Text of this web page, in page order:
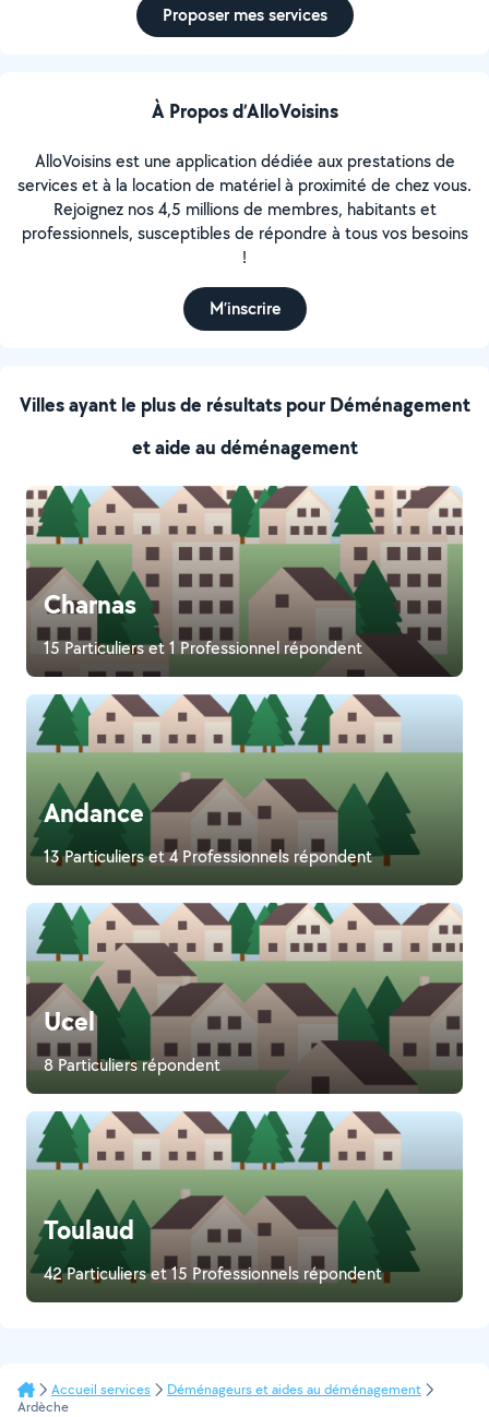
Villes ayant le plus de résultats pour Déménagement
et aide au déménagement
Charnas
15 Particuliers et 1 Professionnel répondent
Andance
13 Particuliers et 4 Professionnels répondent
Ucel
8 Particuliers répondent
Toulaud
42 Particuliers et 15 Professionnels répondent
Proposer mes services
À Propos d’AlloVoisins
AlloVoisins est une application dédiée aux prestations de
services et à la location de matériel à proximité de chez vous.
Rejoignez nos 4,5 millions de membres, habitants et
professionnels, susceptibles de répondre à tous vos besoins
!
M’inscrire
Accueil services
Déménageurs et aides au déménagement
Ardèche